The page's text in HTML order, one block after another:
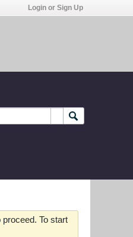
Login or Sign Up
To start